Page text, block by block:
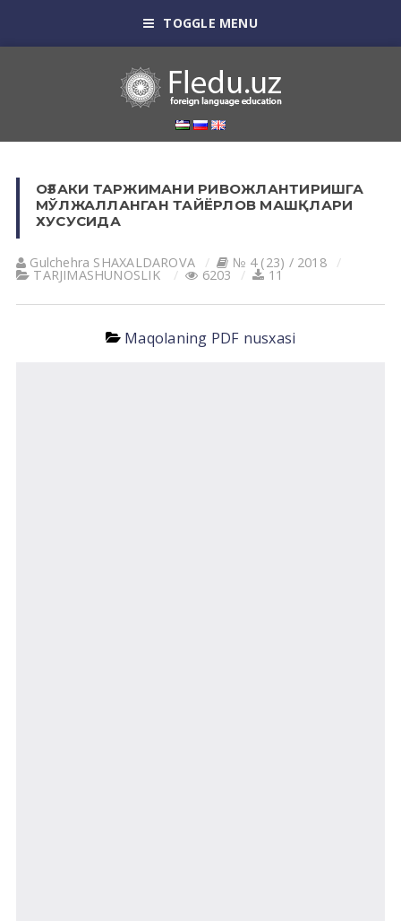
TOGGLE MENU
ОҒЗАКИ ТАРЖИМАНИ РИВОЖЛАНТИРИШГА
МЎЛЖАЛЛАНГАН ТАЙЁРЛОВ МАШҚЛАРИ
ХУСУСИДА
Gulchehra SHАXАLDАROVА № 4 (23) / 2018
TАRJIMАSHUNOSLIK 6203 11
Maqolaning PDF nusxasi